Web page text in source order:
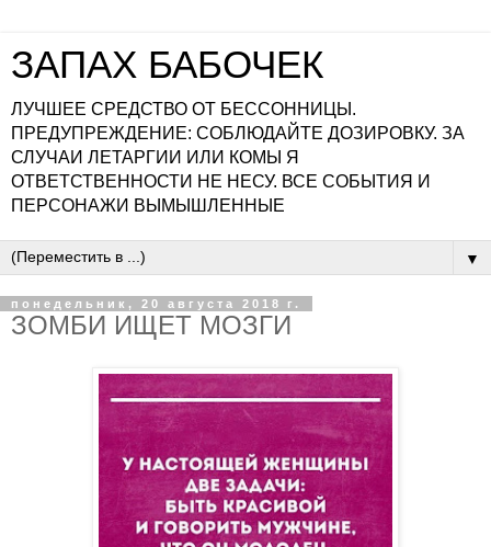
ЗАПАХ БАБОЧЕК
ЛУЧШЕЕ СРЕДСТВО ОТ БЕССОННИЦЫ.
ПРЕДУПРЕЖДЕНИЕ: СОБЛЮДАЙТЕ ДОЗИРОВКУ. ЗА
СЛУЧАИ ЛЕТАРГИИ ИЛИ КОМЫ Я
ОТВЕТСТВЕННОСТИ НЕ НЕСУ. ВСЕ СОБЫТИЯ И
ПЕРСОНАЖИ ВЫМЫШЛЕННЫЕ
▼
понедельник, 20 августа 2018 г.
ЗОМБИ ИЩЕТ МОЗГИ